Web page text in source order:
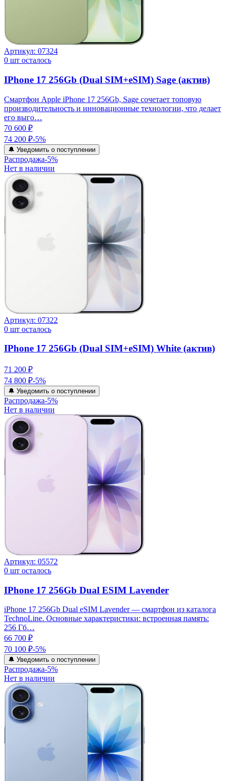
Артикул: 07324
0 шт осталось
IPhone 17 256Gb (Dual SIM+eSIM) Sage (актив)
Смартфон Apple iPhone 17 256Gb, Sage сочетает топовую
производительность и инновационные технологии, что делает
его выго…
70 600 ₽
74 200 ₽-5%
🔔 Уведомить о поступлении
Распродажа-5%
Нет в наличии
Артикул: 07322
0 шт осталось
IPhone 17 256Gb (Dual SIM+eSIM) White (актив)
71 200 ₽
74 800 ₽-5%
🔔 Уведомить о поступлении
Распродажа-5%
Нет в наличии
Артикул: 05572
0 шт осталось
IPhone 17 256Gb Dual ESIM Lavender
iPhone 17 256Gb Dual eSIM Lavender — смартфон из каталога
TechnoLine. Основные характеристики: встроенная память:
256 Гб…
66 700 ₽
70 100 ₽-5%
🔔 Уведомить о поступлении
Распродажа-5%
Нет в наличии